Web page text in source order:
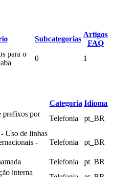
Subcategorias
Artigos
FAQ
para o
0 1
Categoria Idioma
prefixos por
Telefonia pt_BR
Uso de linhas
-
Telefonia pt_BR
Telefonia
pt_BR
interna